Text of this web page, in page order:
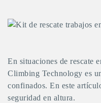
En situaciones de rescate
Climbing Technology es
confinados. En este
seguridad en altura.